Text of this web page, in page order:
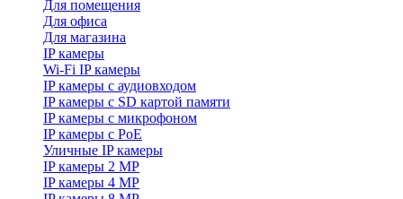
Для помещения
Для офиса
Для магазина
IP камеры
Wi-Fi IP камеры
IP камеры с аудиовходом
IP камеры с SD картой памяти
IP камеры с микрофоном
IP камеры с PoE
Уличные IP камеры
IP камеры 2 MP
IP камеры 4 MP